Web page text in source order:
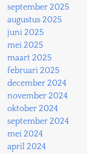
september 2025
augustus 2025
juni 2025
mei 2025
maart 2025
februari 2025
december 2024
november 2024
oktober 2024
september 2024
mei 2024
april 2024